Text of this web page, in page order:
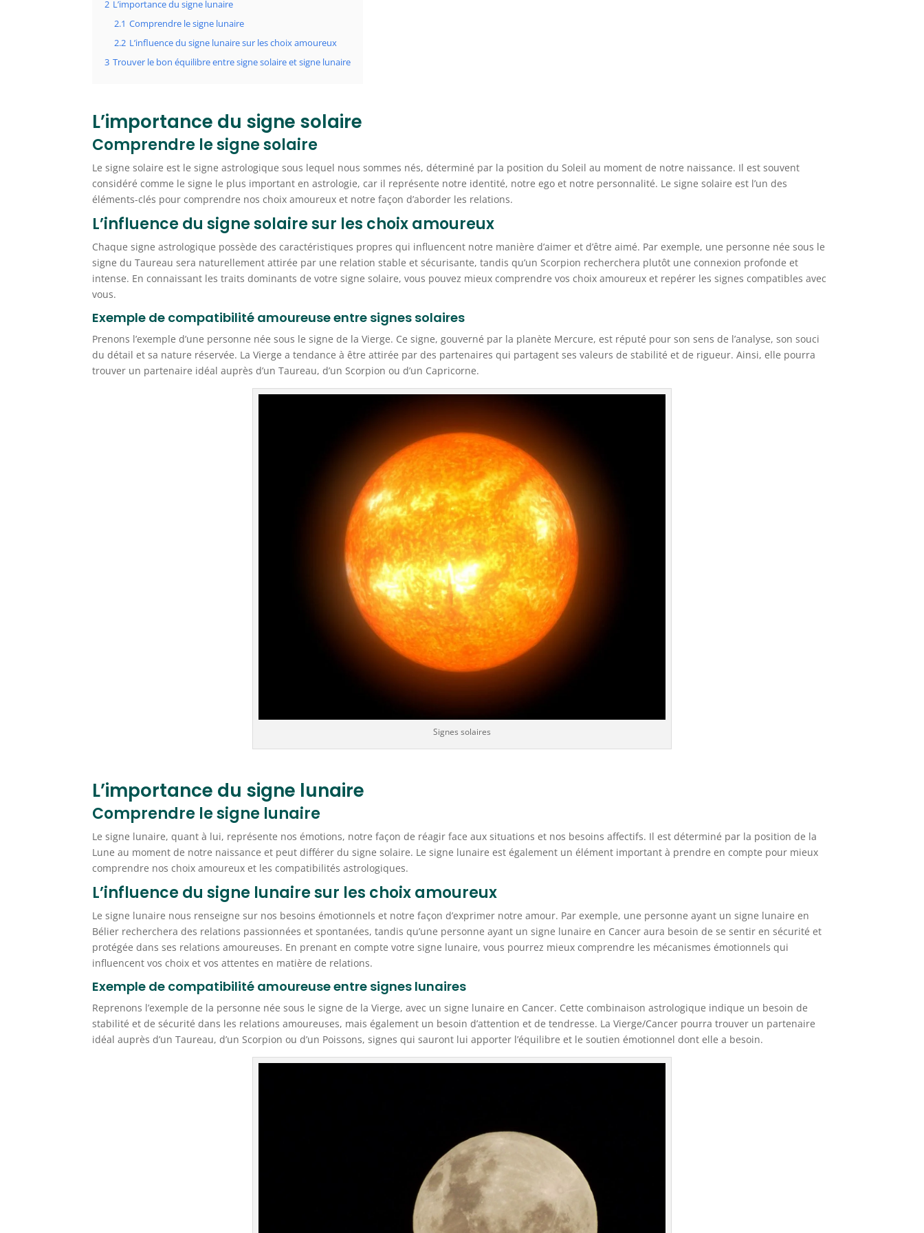
2 L’importance du signe lunaire
2.1 Comprendre le signe lunaire
2.2 L’influence du signe lunaire sur les choix amoureux
3 Trouver le bon équilibre entre signe solaire et signe lunaire
L’importance du signe solaire
Comprendre le signe solaire
Le signe solaire est le signe astrologique sous lequel nous sommes nés, déterminé par la position du Soleil au moment de notre naissance. Il est souvent
considéré comme le signe le plus important en astrologie, car il représente notre identité, notre ego et notre personnalité. Le signe solaire est l’un des
éléments-clés pour comprendre nos choix amoureux et notre façon d’aborder les relations.
L’influence du signe solaire sur les choix amoureux
Chaque signe astrologique possède des caractéristiques propres qui influencent notre manière d’aimer et d’être aimé. Par exemple, une personne née sous le
signe du Taureau sera naturellement attirée par une relation stable et sécurisante, tandis qu’un Scorpion recherchera plutôt une connexion profonde et
intense. En connaissant les traits dominants de votre signe solaire, vous pouvez mieux comprendre vos choix amoureux et repérer les signes compatibles avec
vous.
Exemple de compatibilité amoureuse entre signes solaires
Prenons l’exemple d’une personne née sous le signe de la Vierge. Ce signe, gouverné par la planète Mercure, est réputé pour son sens de l’analyse, son souci
du détail et sa nature réservée. La Vierge a tendance à être attirée par des partenaires qui partagent ses valeurs de stabilité et de rigueur. Ainsi, elle pourra
trouver un partenaire idéal auprès d’un Taureau, d’un Scorpion ou d’un Capricorne.
Signes solaires
L’importance du signe lunaire
Comprendre le signe lunaire
Le signe lunaire, quant à lui, représente nos émotions, notre façon de réagir face aux situations et nos besoins affectifs. Il est déterminé par la position de la
Lune au moment de notre naissance et peut différer du signe solaire. Le signe lunaire est également un élément important à prendre en compte pour mieux
comprendre nos choix amoureux et les compatibilités astrologiques.
L’influence du signe lunaire sur les choix amoureux
Le signe lunaire nous renseigne sur nos besoins émotionnels et notre façon d’exprimer notre amour. Par exemple, une personne ayant un signe lunaire en
Bélier recherchera des relations passionnées et spontanées, tandis qu’une personne ayant un signe lunaire en Cancer aura besoin de se sentir en sécurité et
protégée dans ses relations amoureuses. En prenant en compte votre signe lunaire, vous pourrez mieux comprendre les mécanismes émotionnels qui
influencent vos choix et vos attentes en matière de relations.
Exemple de compatibilité amoureuse entre signes lunaires
Reprenons l’exemple de la personne née sous le signe de la Vierge, avec un signe lunaire en Cancer. Cette combinaison astrologique indique un besoin de
stabilité et de sécurité dans les relations amoureuses, mais également un besoin d’attention et de tendresse. La Vierge/Cancer pourra trouver un partenaire
idéal auprès d’un Taureau, d’un Scorpion ou d’un Poissons, signes qui sauront lui apporter l’équilibre et le soutien émotionnel dont elle a besoin.